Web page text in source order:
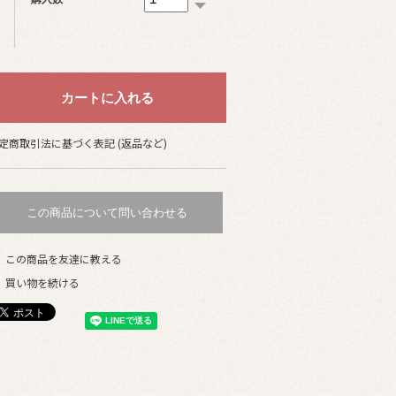
商取引法に基づく表記 (返品など)
この商品について問い合わせる
この商品を友達に教える
買い物を続ける